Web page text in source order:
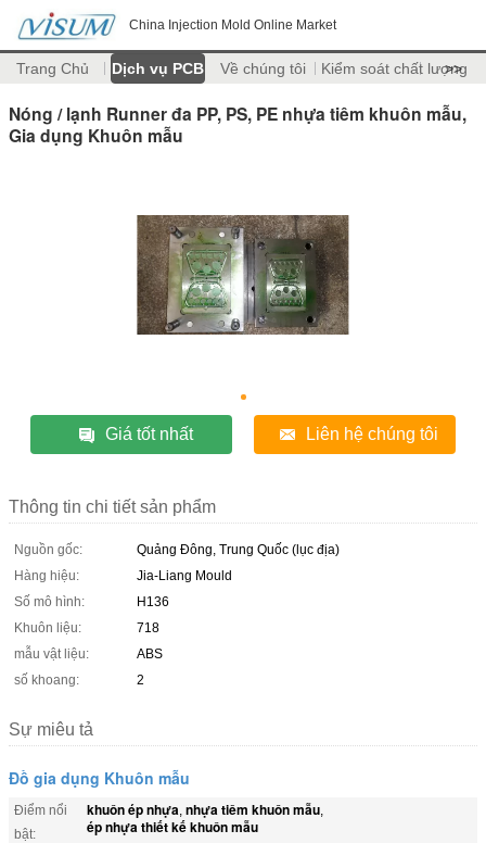
China Injection Mold Online Market
Trang Chủ Dịch vụ PCB Về chúng tôi Kiểm soát chất lượng
>>
Nóng / lạnh Runner đa PP, PS, PE nhựa tiêm khuôn mẫu,
Gia dụng Khuôn mẫu
Giá tốt nhất Liên hệ chúng tôi
Thông tin chi tiết sản phẩm
Nguồn gốc:
Quảng Đông, Trung Quốc (lục địa)
Hàng hiệu:
Jia-Liang Mould
Số mô hình:
H136
Khuôn liệu:
718
mẫu vật liệu:
ABS
số khoang:
2
Sự miêu tả
Đồ gia dụng Khuôn mẫu
Điểm nổi
bật:
khuôn ép nhựa, nhựa tiêm khuôn mẫu,
ép nhựa thiết kế khuôn mẫu